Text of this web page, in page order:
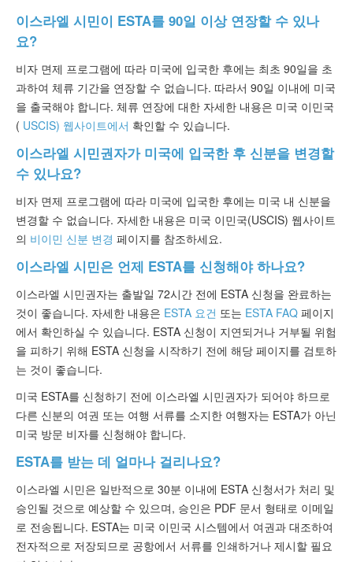
이스라엘 시민이 ESTA를 90일 이상 연장할 수 있나
요?
비자 면제 프로그램에 따라 미국에 입국한 후에는 최초 90일을 초
과하여 체류 기간을 연장할 수 없습니다. 따라서 90일 이내에 미국
을 출국해야 합니다. 체류 연장에 대한 자세한 내용은 미국 이민국
( USCIS) 웹사이트에서 확인할 수 있습니다.
이스라엘 시민권자가 미국에 입국한 후 신분을 변경할
수 있나요?
비자 면제 프로그램에 따라 미국에 입국한 후에는 미국 내 신분을
변경할 수 없습니다. 자세한 내용은 미국 이민국(USCIS) 웹사이트
의 비이민 신분 변경 페이지를 참조하세요.
이스라엘 시민은 언제 ESTA를 신청해야 하나요?
이스라엘 시민권자는 출발일 72시간 전에 ESTA 신청을 완료하는
것이 좋습니다. 자세한 내용은 ESTA 요건 또는 ESTA FAQ 페이지
에서 확인하실 수 있습니다. ESTA 신청이 지연되거나 거부될 위험
을 피하기 위해 ESTA 신청을 시작하기 전에 해당 페이지를 검토하
는 것이 좋습니다.
미국 ESTA를 신청하기 전에 이스라엘 시민권자가 되어야 하므로
다른 신분의 여권 또는 여행 서류를 소지한 여행자는 ESTA가 아닌
미국 방문 비자를 신청해야 합니다.
ESTA를 받는 데 얼마나 걸리나요?
이스라엘 시민은 일반적으로 30분 이내에 ESTA 신청서가 처리 및
승인될 것으로 예상할 수 있으며, 승인은 PDF 문서 형태로 이메일
로 전송됩니다. ESTA는 미국 이민국 시스템에서 여권과 대조하여
전자적으로 저장되므로 공항에서 서류를 인쇄하거나 제시할 필요